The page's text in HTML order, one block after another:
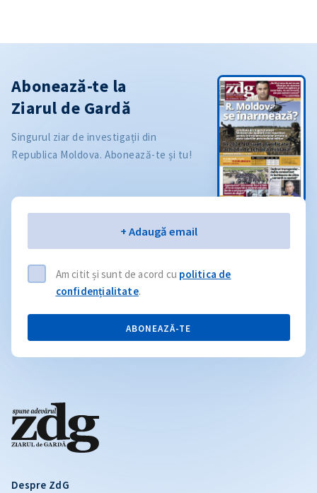
Despre ZdG
Abonează-te la
Ziarul de Gardă
Singurul ziar de investigații din
Republica Moldova. Abonează-te și tu!
+ Adaugă email
Am citit și sunt de acord cu politica de
confidențialitate.
ABONEAZĂ-TE